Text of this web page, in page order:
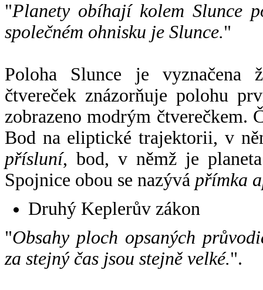
"Planety obíhají kolem Slunce
společném ohnisku je Slunce."
Poloha Slunce je vyznačena
čtvereček znázorňuje polohu
zobrazeno modrým čtverečkem.
Bod na eliptické trajektorii, v
přísluní, bod, v němž je
Spojnice obou se nazývá přímka
Druhý Keplerův zákon
"Obsahy ploch opsaných
za stejný čas jsou stejně velké.".